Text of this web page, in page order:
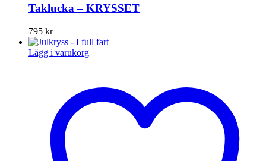
Taklucka – KRYSSET
795 kr
Lägg i varukorg